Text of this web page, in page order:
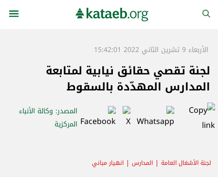
الأربعاء 9 تشرين الثاني 2022 15:42:01
لجنة تقصي حقائق نيابية لمتابعة
المدارس المهدّدة بالسقوط
المصدر: وكالة الأنباء
المركزية
لجنة الأشغال العامة المدارس انهيار مباني